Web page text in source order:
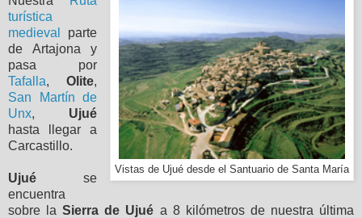
Vistas de Ujué desde el Santuario de Santa María
turística
medieval
parte
de Artajona y
pasa por
Tafalla,Olite,
San Martín de
Unx, Ujué
hasta llegar a
Carcastillo.
Ujué se
encuentra
sobre laSierra de Ujué a 8 kilómetros de nuestra última